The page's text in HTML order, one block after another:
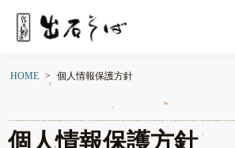
HOME 個人情報保護方針
個人情報保護方針